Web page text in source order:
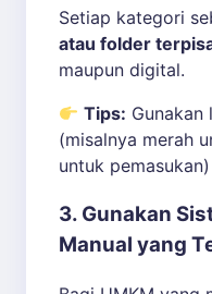
Setiap kategori
atau folder
maupun digital.
Tips: Gunakan
(misalnya merah
untuk
3. Gunakan
Manual yang